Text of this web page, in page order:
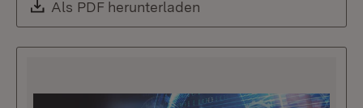
Download:
Als PDF herunterladen